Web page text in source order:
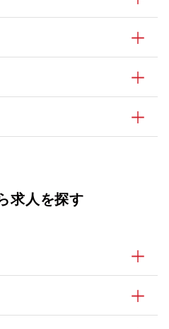
求人を探す